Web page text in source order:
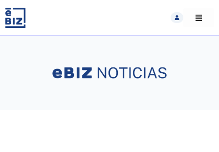
content